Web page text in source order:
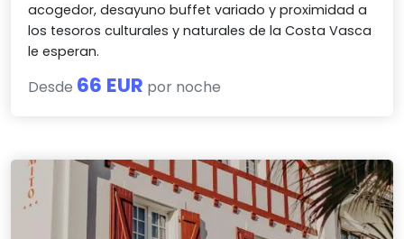
acogedor, desayuno buffet variado y proximidad a
los tesoros culturales y naturales de la Costa Vasca
le esperan.
Desde 66 EUR por noche